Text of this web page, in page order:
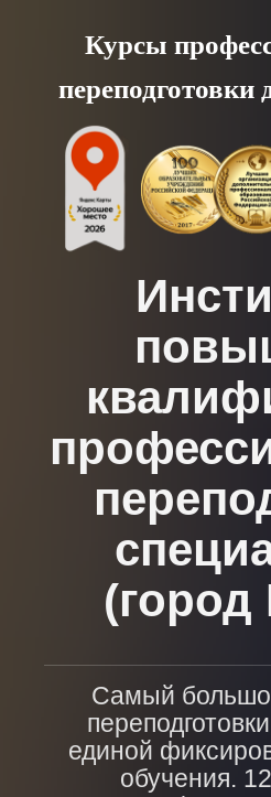
content
Курсы
переподготовки
(город
Самый
единой
обучения.